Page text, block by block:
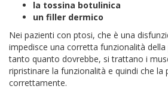
la tossina botulinica
un filler dermico
Nei pazienti con ptosi, che è una
impedisce una corretta funzionalità della
tanto quanto dovrebbe, si trattano i
ripristinare la funzionalità e quindi che la
correttamente.